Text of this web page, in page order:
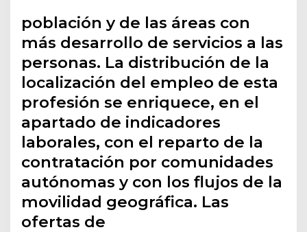
población y de las áreas con
más desarrollo de servicios a las
personas. La distribución de la
localización del empleo de esta
profesión se enriquece, en el
apartado de indicadores
laborales, con el reparto de la
contratación por comunidades
autónomas y con los flujos de la
movilidad geográfica. Las
ofertas de